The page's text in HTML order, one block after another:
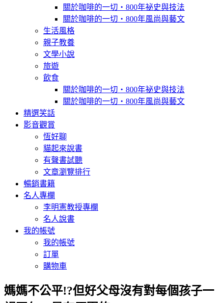
關於咖啡的一切‧800年祕史與技法
關於咖啡的一切‧800年風尚與藝文
生活風格
親子教養
文學小說
旅遊
飲食
關於咖啡的一切‧800年祕史與技法
關於咖啡的一切‧800年風尚與藝文
精選笑話
影音觀賞
恆好聊
貓起來說書
有聲書試聽
文章瀏覽排行
暢銷書籍
名人專欄
李明憲教授專欄
名人說書
我的帳號
我的帳號
訂單
購物車
媽媽不公平!?但好父母沒有對每個孩子一